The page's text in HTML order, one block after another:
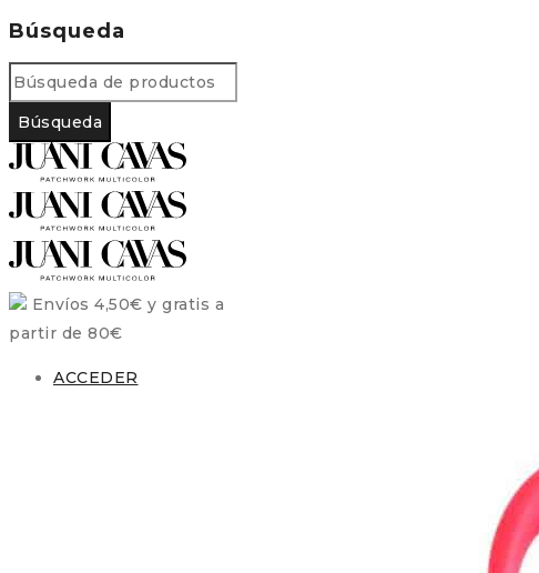
Búsqueda
Envíos 4,50€ y gratis a
partir de 80€
ACCEDER